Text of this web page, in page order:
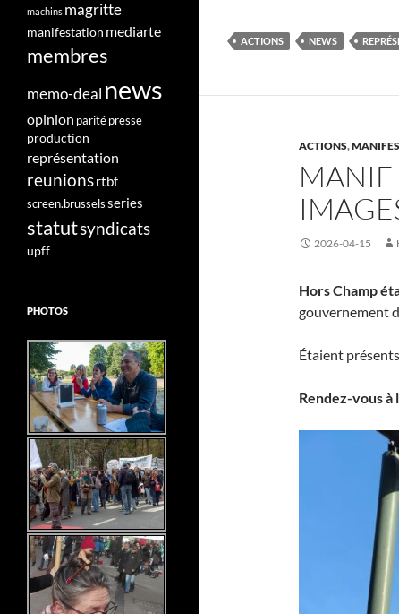
ACTIONS NEWS
ACTIONS,
MANIF
2026-04-15
Hors Champ
gouvernement
Étaient
Rendez-vous à
machins magritte
manifestation mediarte
membres
memo-deal news
opinion parité presse
production
représentation
reunionsrtbf
screen.brussels series
statutsyndicats
upff
PHOTOS